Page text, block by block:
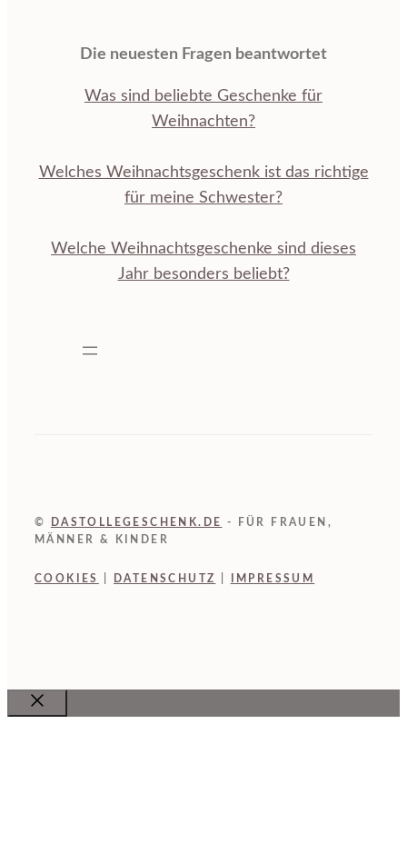
Die neuesten Fragen beantwortet
Was sind beliebte Geschenke für
Weihnachten?
Welches Weihnachtsgeschenk ist das richtige
für meine Schwester?
Welche Weihnachtsgeschenke sind dieses
Jahr besonders beliebt?
© DASTOLLEGESCHENK.DE
- FÜR FRAUEN,
MÄNNER & KINDER
COOKIES DATENSCHUTZ IMPRESSUM